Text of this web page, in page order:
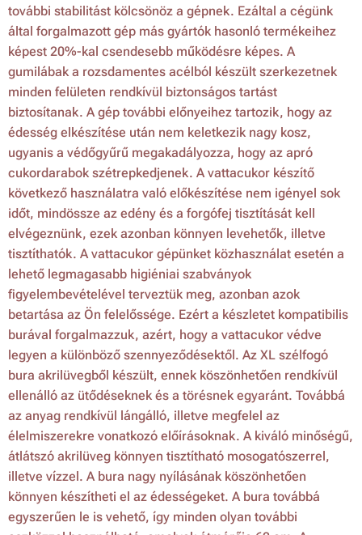
további stabilitást kölcsönöz a gépnek. Ezáltal a cégünk
által forgalmazott gép más gyártók hasonló termékeihez
képest 20%-kal csendesebb működésre képes. A
gumilábak a rozsdamentes acélból készült szerkezetnek
minden felületen rendkívül biztonságos tartást
biztosítanak. A gép további előnyeihez tartozik, hogy az
édesség elkészítése után nem keletkezik nagy kosz,
ugyanis a védőgyűrű megakadályozza, hogy az apró
cukordarabok szétrepkedjenek. A vattacukor készítő
következő használatra való előkészítése nem igényel sok
időt, mindössze az edény és a forgófej tisztítását kell
elvégeznünk, ezek azonban könnyen levehetők, illetve
tisztíthatók. A vattacukor gépünket közhasználat esetén a
lehető legmagasabb higiéniai szabványok
figyelembevételével terveztük meg, azonban azok
betartása az Ön felelőssége. Ezért a készletet kompatibilis
burával forgalmazzuk, azért, hogy a vattacukor védve
legyen a különböző szennyeződésektől. Az XL szélfogó
bura akrilüvegből készült, ennek köszönhetően rendkívül
ellenálló az ütődéseknek és a törésnek egyaránt. Továbbá
az anyag rendkívül lángálló, illetve megfelel az
élelmiszerekre vonatkozó előírásoknak. A kiváló minőségű,
átlátszó akrilüveg könnyen tisztítható mosogatószerrel,
illetve vízzel. A bura nagy nyílásának köszönhetően
könnyen készítheti el az édességeket. A bura továbbá
egyszerűen le is vehető, így minden olyan további